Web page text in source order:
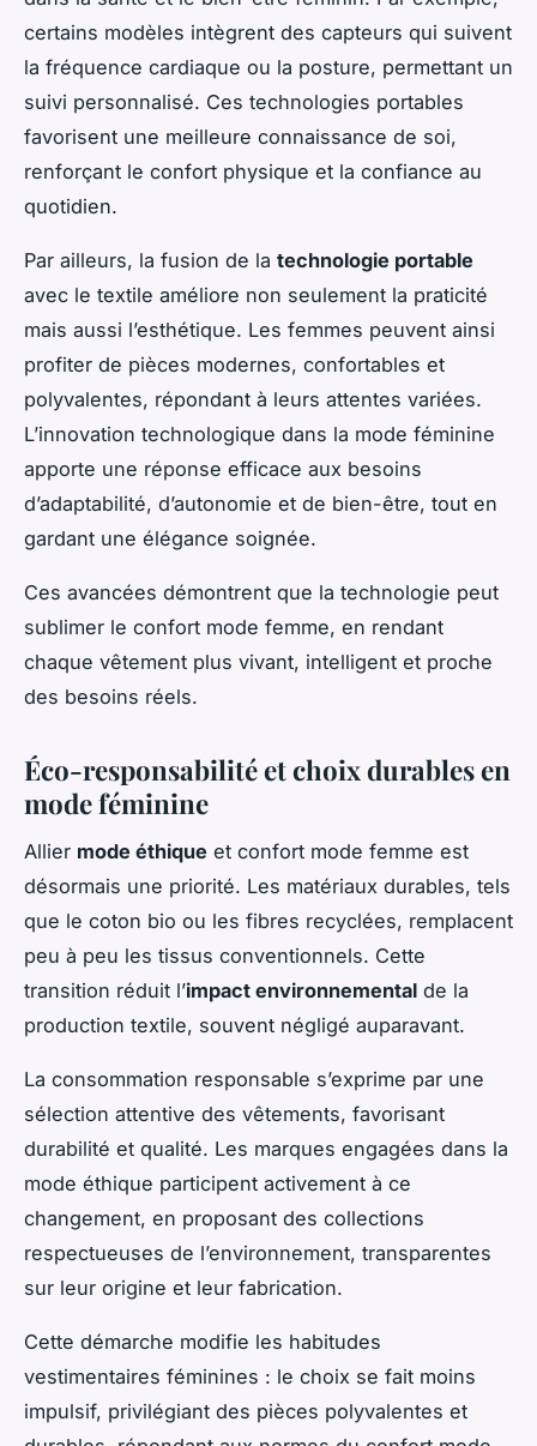
certains modèles intègrent des capteurs qui suivent
la fréquence cardiaque ou la posture, permettant un
suivi personnalisé. Ces technologies portables
favorisent une meilleure connaissance de soi,
renforçant le confort physique et la confiance au
quotidien.
Par ailleurs, la fusion de la technologie portable
avec le textile améliore non seulement la praticité
mais aussi l’esthétique. Les femmes peuvent ainsi
profiter de pièces modernes, confortables et
polyvalentes, répondant à leurs attentes variées.
L’innovation technologique dans la mode féminine
apporte une réponse efficace aux besoins
d’adaptabilité, d’autonomie et de bien-être, tout en
gardant une élégance soignée.
Ces avancées démontrent que la technologie peut
sublimer le confort mode femme, en rendant
chaque vêtement plus vivant, intelligent et proche
des besoins réels.
Éco-responsabilité et choix durables en
mode féminine
Allier mode éthique et confort mode femme est
désormais une priorité. Les matériaux durables, tels
que le coton bio ou les fibres recyclées, remplacent
peu à peu les tissus conventionnels. Cette
transition réduit l’impact environnemental de la
production textile, souvent négligé auparavant.
La consommation responsable s’exprime par une
sélection attentive des vêtements, favorisant
durabilité et qualité. Les marques engagées dans la
mode éthique participent activement à ce
changement, en proposant des collections
respectueuses de l’environnement, transparentes
sur leur origine et leur fabrication.
Cette démarche modifie les habitudes
vestimentaires féminines : le choix se fait moins
impulsif, privilégiant des pièces polyvalentes et